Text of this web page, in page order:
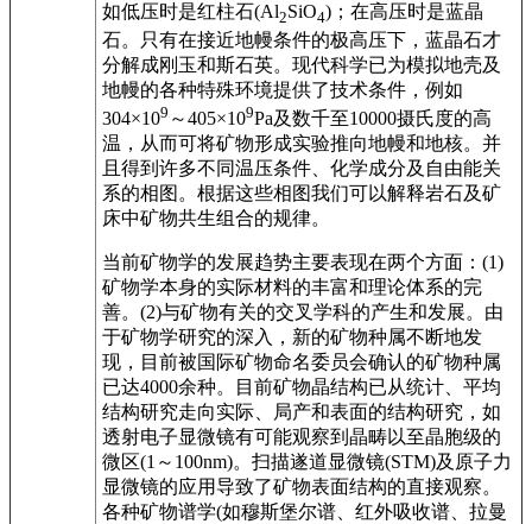
如低压时是红柱石(Al2SiO4)；在高压时是蓝晶
石。只有在接近地幔条件的极高压下，蓝晶石才
分解成刚玉和斯石英。现代科学已为模拟地壳及
地幔的各种特殊环境提供了技术条件，例如
304×109 ～405×109Pa及数千至10000摄氏度的高
温，从而可将矿物形成实验推向地幔和地核。并
且得到许多不同温压条件、化学成分及自由能关
系的相图。根据这些相图我们可以解释岩石及矿
床中矿物共生组合的规律。
当前矿物学的发展趋势主要表现在两个方面：(1)
矿物学本身的实际材料的丰富和理论体系的完
善。(2)与矿物有关的交叉学科的产生和发展。由
于矿物学研究的深入，新的矿物种属不断地发
现，目前被国际矿物命名委员会确认的矿物种属
已达4000余种。目前矿物晶结构已从统计、平均
结构研究走向实际、局产和表面的结构研究，如
透射电子显微镜有可能观察到晶畴以至晶胞级的
微区(1～100nm)。扫描遂道显微镜(STM)及原子力
显微镜的应用导致了矿物表面结构的直接观察。
各种矿物谱学(如穆斯堡尔谱、红外吸收谱、拉曼